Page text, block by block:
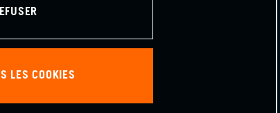
LES COOKIES